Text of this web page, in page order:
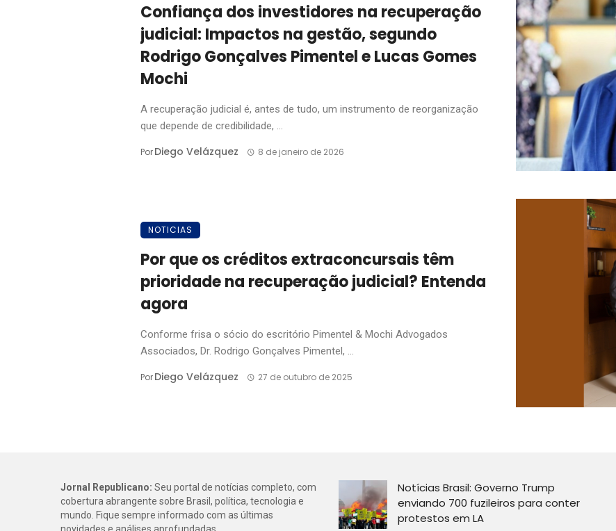
Confiança dos investidores na recuperação
judicial: Impactos na gestão, segundo
Rodrigo Gonçalves Pimentel e Lucas Gomes
Mochi
A recuperação judicial é, antes de tudo, um instrumento de reorganização
que depende de credibilidade, ...
PorDiego Velázquez 8 de janeiro de 2026
NOTICIAS
Por que os créditos extraconcursais têm
prioridade na recuperação judicial? Entenda
agora
Conforme frisa o sócio do escritório Pimentel & Mochi Advogados
Associados, Dr. Rodrigo Gonçalves Pimentel, ...
PorDiego Velázquez 27 de outubro de 2025
Jornal Republicano: Seu portal de notícias completo, com
cobertura abrangente sobre Brasil, política, tecnologia e
mundo. Fique sempre informado com as últimas
Notícias Brasil: Governo Trump
enviando 700 fuzileiros para conter
protestos em LA